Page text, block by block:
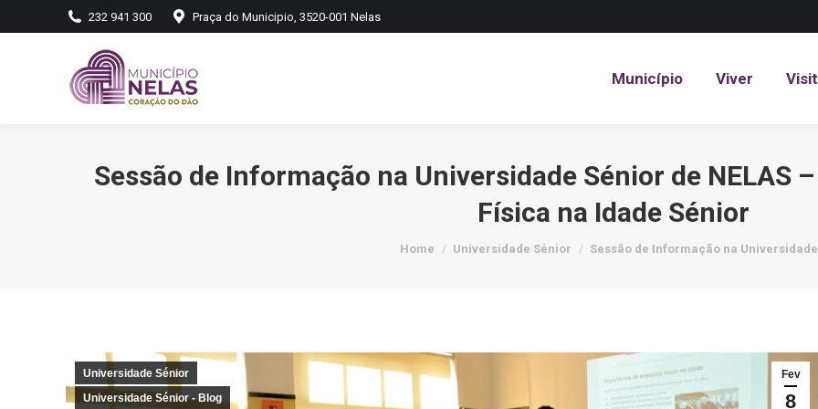
232 941 300 Praça do Municipio, 3520-001 Nelas
Município Viver
Sessão de Informação na Universidade Sénior de NELAS
Física na Idade Sénior
You are here:
Home Universidade Sénior Sessão de Informação na
Fev
8
Universidade Sénior
Universidade Sénior - Blog
Município Viver